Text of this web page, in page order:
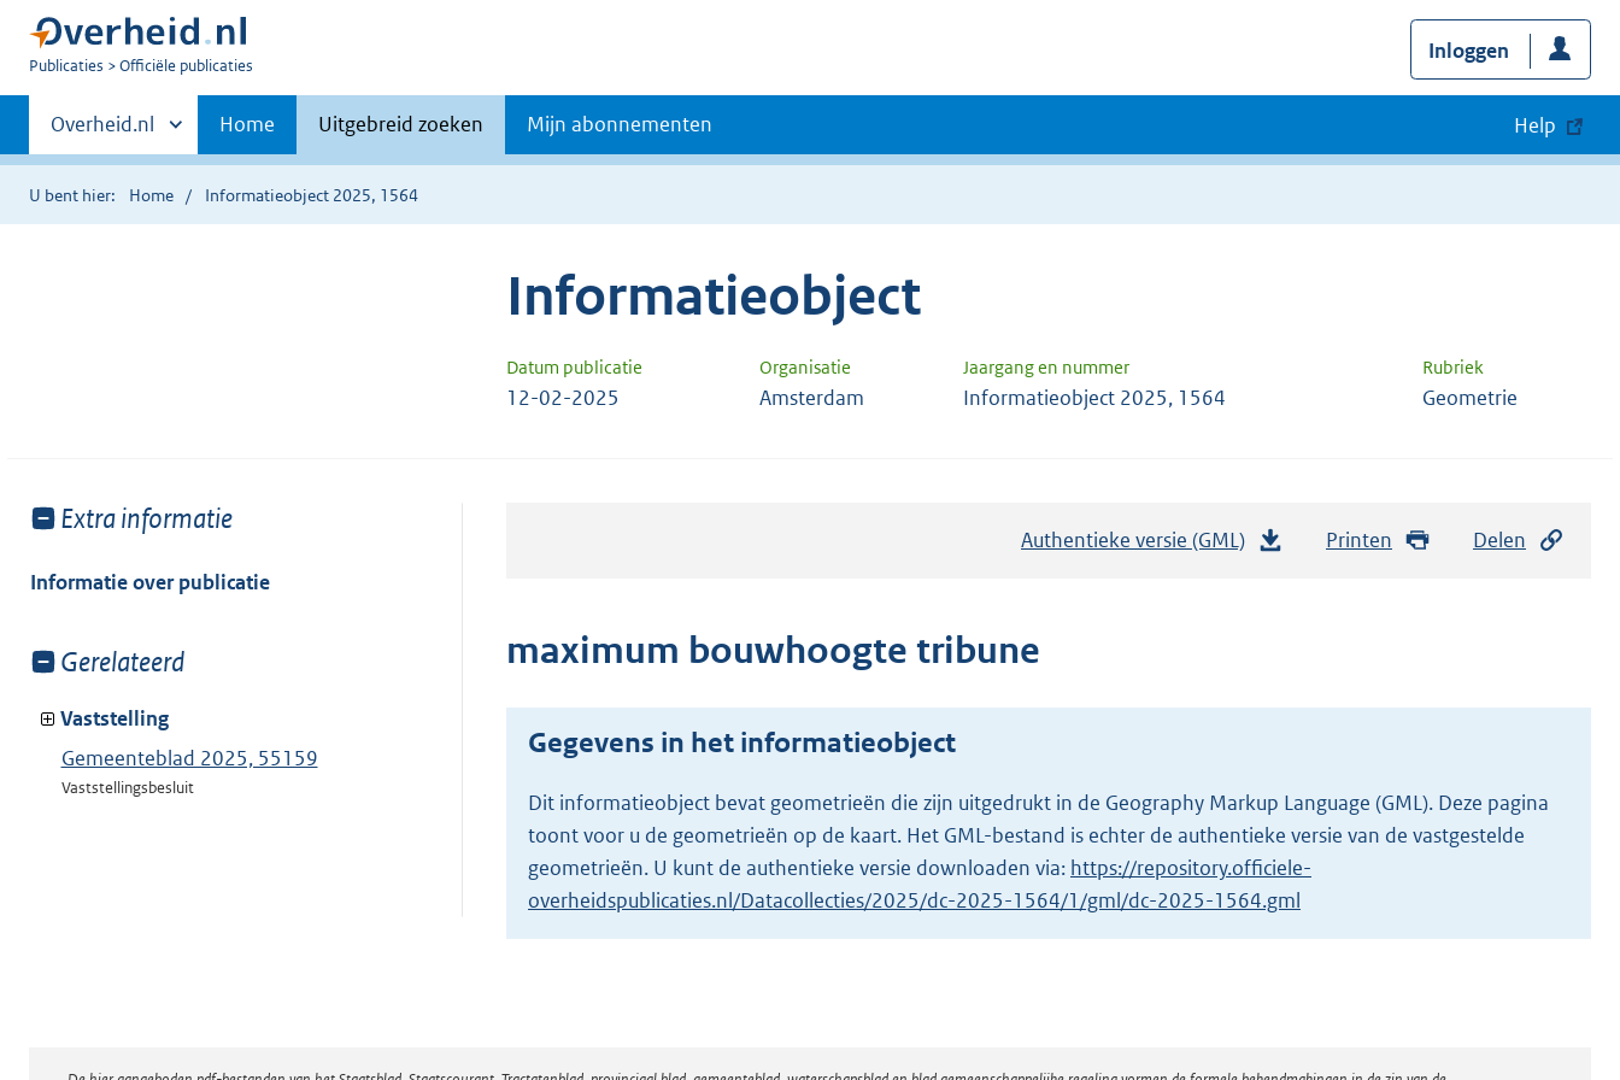
U
Publicaties Officiële publicaties
Inloggen
Primaire
navigatie
Andere
sites
binnen
Overheid.nl Home Uitgebreid zoeken Mijn abonnementen Help
U bent hier: Home Informatieobject 2025, 1564
Informatieobject
Datum publicatie Organisatie Jaargang en nummer Rubriek
12-02-2025 Amsterdam Informatieobject 2025, 1564 Geometrie
Toon
van:
Extra informatie
Informatie over publicatie
Toon
van:
Gerelateerd
Vaststelling
Gemeenteblad 2025, 55159
Vaststellingsbesluit
Authentieke versie (GML)
n
g
r
o
o
Printen Delen
maximum bouwhoogte tribune
Gegevens in het informatieobject
Dit informatieobject bevat geometrieën die zijn uitgedrukt in de Geography Markup Language (GML). Deze pagina
toont voor u de geometrieën op de kaart. Het GML-bestand is echter de authentieke versie van de vastgestelde
geometrieën. U kunt de authentieke versie downloaden via: https://repository.officiele-
overheidspublicaties.nl/Datacollecties/2025/dc-2025-1564/1/gml/dc-2025-1564.gml